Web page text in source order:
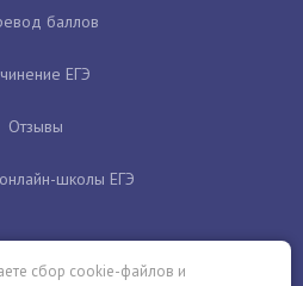
баллов
ЕГЭ
Отзывы
школы ЕГЭ
сбор cookie-файлов и